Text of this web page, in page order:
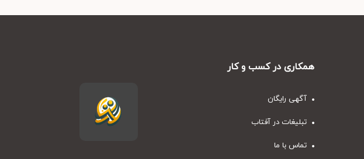
همکاری در کسب و کار
آگهی رایگان
تبلیغات در آفتاب
تماس با ما